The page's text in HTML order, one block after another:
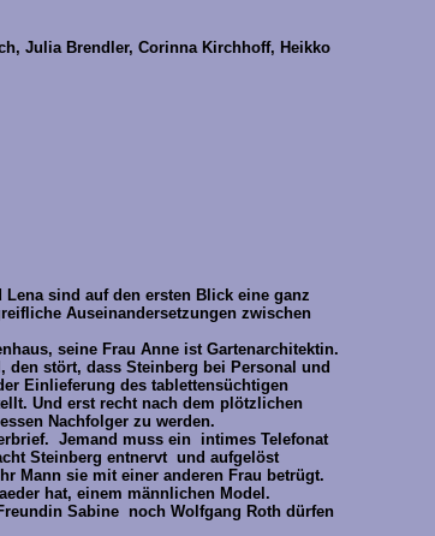
Julia Brendler, Corinna Kirchhoff, Heikko
sind auf den ersten Blick eine ganz
Auseinandersetzungen zwischen
seine Frau Anne ist Gartenarchitektin.
den stört, dass Steinberg bei Personal und
Einlieferung des tablettensüchtigen
Und erst recht nach dem plötzlichen
Nachfolger zu werden.
Jemand muss ein intimes Telefonat
Steinberg entnervt und aufgelöst
Mann sie mit einer anderen Frau betrügt.
hat, einem männlichen Model.
Sabine noch Wolfgang Roth dürfen